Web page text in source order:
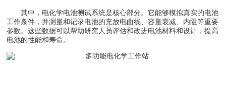
其中，电化学电池测试系统是核心部分。它能够模拟真实的电池
工作条件，并测量和记录电池的充放电曲线、容量衰减、内阻等重要
参数。这些数据可以帮助研究人员评估和改进电池材料和设计，提高
电池的性能和寿命。